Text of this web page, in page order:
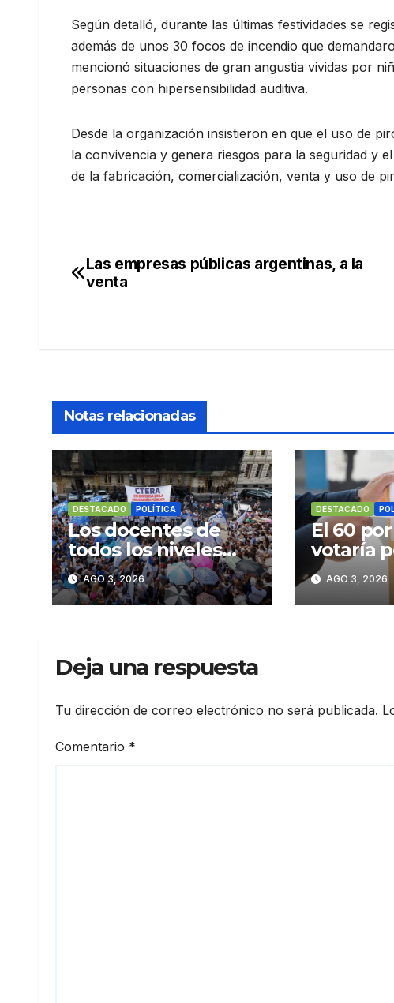
Según detalló, durante las últimas festividades se
además de unos 30 focos de incendio que
mencionó situaciones de gran angustia vividas por
personas con hipersensibilidad auditiva.
Desde la organización insistieron en que el uso de
la convivencia y genera riesgos para la seguridad y
de la fabricación, comercialización, venta y uso de
Navegación
Las empresas públicas argentinas, a la
venta
Notas relacionadas
DESTACADO POLÍTICA
Los docentes de
todos los niveles
unifican su reclamo,
paran y se movilizan
AGO 3, 2026
DESTACADO
El 60
votaría
cambio
AGO 3, 2026
Deja una respuesta
Tu dirección de correo electrónico no será publicada.
Comentario *